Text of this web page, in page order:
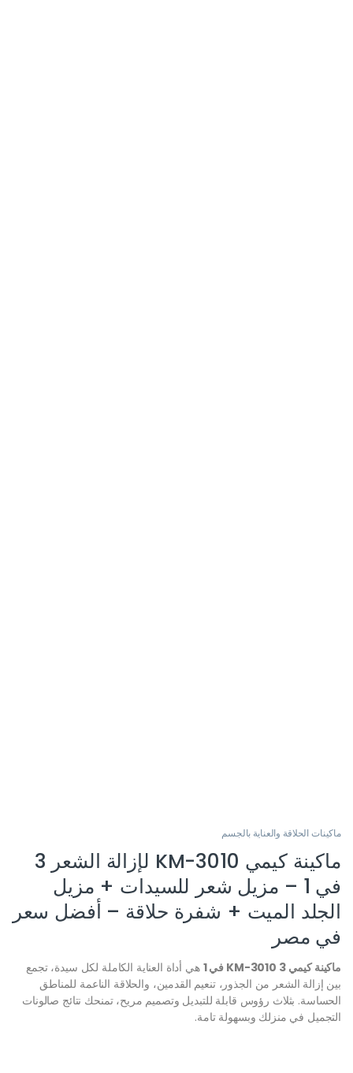
ماكينات الحلاقة والعناية بالجسم
ماكينة كيمي KM-3010 لإزالة الشعر 3
في 1 – مزيل شعر للسيدات + مزيل
الجلد الميت + شفرة حلاقة – أفضل سعر
في مصر
ماكينة كيمي KM-3010 3 في 1
هي أداة العناية الكاملة لكل سيدة، تجمع
بين إزالة الشعر من الجذور، تنعيم القدمين، والحلاقة الناعمة للمناطق
الحساسة. بثلاث رؤوس قابلة للتبديل وتصميم مريح، تمنحك نتائج صالونات
التجميل في منزلك وبسهولة تامة.